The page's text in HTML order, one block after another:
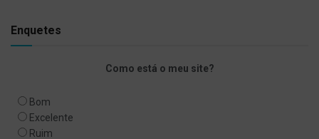
Enquetes
Como está o meu site?
Bom
Excelente
Ruim